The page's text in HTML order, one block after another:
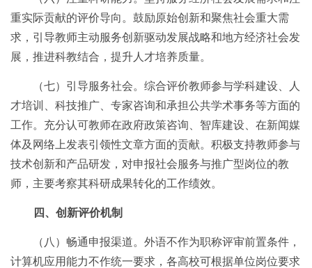
重实际贡献的评价导向。鼓励原始创新和聚焦社会重大需
求，引导教师主动服务创新驱动发展战略和地方经济社会发
展，推进科教结合，提升人才培养质量。
（七）引导服务社会。综合评价教师参与学科建设、人
才培训、科技推广、专家咨询和承担公共学术事务等方面的
工作。充分认可教师在政府政策咨询、智库建设、在新闻媒
体及网络上发表引领性文章方面的贡献。积极支持教师参与
技术创新和产品研发，对申报社会服务与推广型岗位的教
师，主要考察其科研成果转化的工作绩效。
四、创新评价机制
（八）畅通申报渠道。外语不作为职称评审前置条件，
计算机应用能力不作统一要求，各高校可根据单位岗位要求